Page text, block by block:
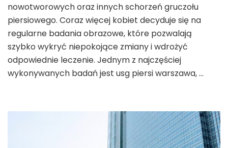
nowotworowych oraz innych schorzeń gruczołu
piersiowego. Coraz więcej kobiet decyduje się na
regularne badania obrazowe, które pozwalają
szybko wykryć niepokojące zmiany i wdrożyć
odpowiednie leczenie. Jednym z najczęściej
wykonywanych badań jest usg piersi warszawa, …